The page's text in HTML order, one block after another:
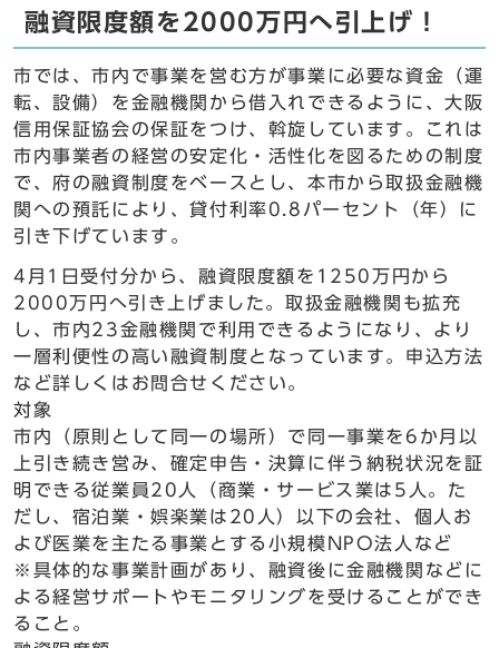
融資限度額を2000万円へ引上げ！
市では、市内で事業を営む方が事業に必要な資金（運
転、設備）を金融機関から借入れできるように、大阪
信用保証協会の保証をつけ、斡旋しています。これは
市内事業者の経営の安定化・活性化を図るための制度
で、府の融資制度をベースとし、本市から取扱金融機
関への預託により、貸付利率0.8パーセント（年）に
引き下げています。
4月1日受付分から、融資限度額を1250万円から
2000万円へ引き上げました。取扱金融機関も拡充
し、市内23金融機関で利用できるようになり、より
一層利便性の高い融資制度となっています。申込方法
など詳しくはお問合せください。
対象
市内（原則として同一の場所）で同一事業を6か月以
上引き続き営み、確定申告・決算に伴う納税状況を証
明できる従業員20人（商業・サービス業は5人。た
だし、宿泊業・娯楽業は20人）以下の会社、個人お
よび医業を主たる事業とする小規模NPO法人など
※具体的な事業計画があり、融資後に金融機関などに
よる経営サポートやモニタリングを受けることができ
ること。